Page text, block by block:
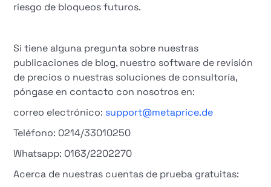
riesgo de bloqueos futuros.
Si tiene alguna pregunta sobre nuestras
publicaciones de blog, nuestro software de revisión
de precios o nuestras soluciones de consultoría,
póngase en contacto con nosotros en:
correo electrónico: support@metaprice.de
Teléfono: 0214/33010250
Whatsapp: 0163/2202270
Acerca de nuestras cuentas de prueba gratuitas: